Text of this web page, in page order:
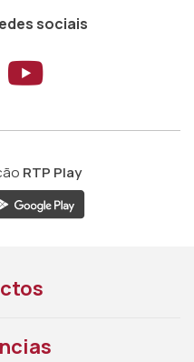
sociais
ao ao
Aceder
RTP Play